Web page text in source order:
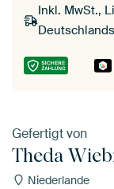
Inkl. MwSt.,
Gefertigt von
Theda
Niederlande